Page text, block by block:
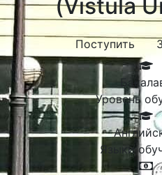
(Vistula
Поступить
Уровень
Языки